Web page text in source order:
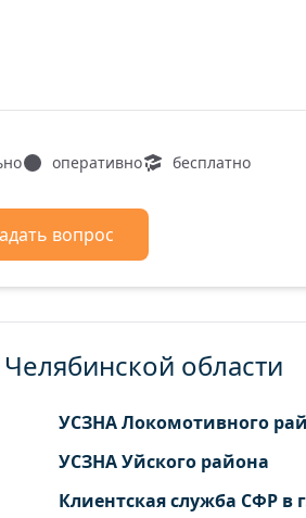
оперативно бесплатно
вопрос
области
УСЗНА Локомотивного
УСЗНА Уйского района
Клиентская служба СФР в